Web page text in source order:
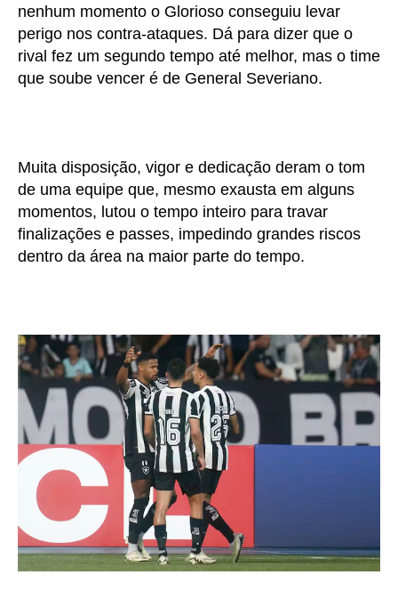
nenhum momento o Glorioso conseguiu levar
perigo nos contra-ataques. Dá para dizer que o
rival fez um segundo tempo até melhor, mas o time
que soube vencer é de General Severiano.
Muita disposição, vigor e dedicação deram o tom
de uma equipe que, mesmo exausta em alguns
momentos, lutou o tempo inteiro para travar
finalizações e passes, impedindo grandes riscos
dentro da área na maior parte do tempo.